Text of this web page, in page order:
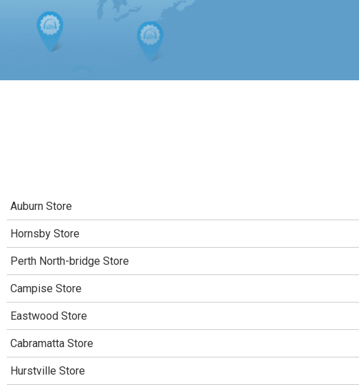
Auburn Store
Hornsby Store
Perth North-bridge Store
Campise Store
Eastwood Store
Cabramatta Store
Hurstville Store